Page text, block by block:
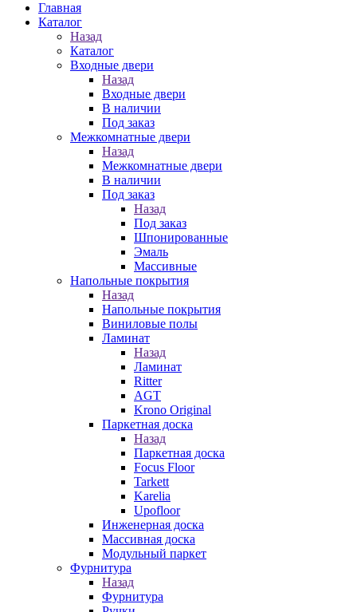
Главная
Каталог
Назад
Каталог
Входные двери
Назад
Входные двери
В наличии
Под заказ
Межкомнатные двери
Назад
Межкомнатные двери
В наличии
Под заказ
Назад
Под заказ
Шпонированные
Эмаль
Массивные
Напольные покрытия
Назад
Напольные покрытия
Виниловые полы
Ламинат
Назад
Ламинат
Ritter
AGT
Krono Original
Паркетная доска
Назад
Паркетная доска
Focus Floor
Tarkett
Karelia
Upofloor
Инженерная доска
Массивная доска
Модульный паркет
Фурнитура
Назад
Фурнитура